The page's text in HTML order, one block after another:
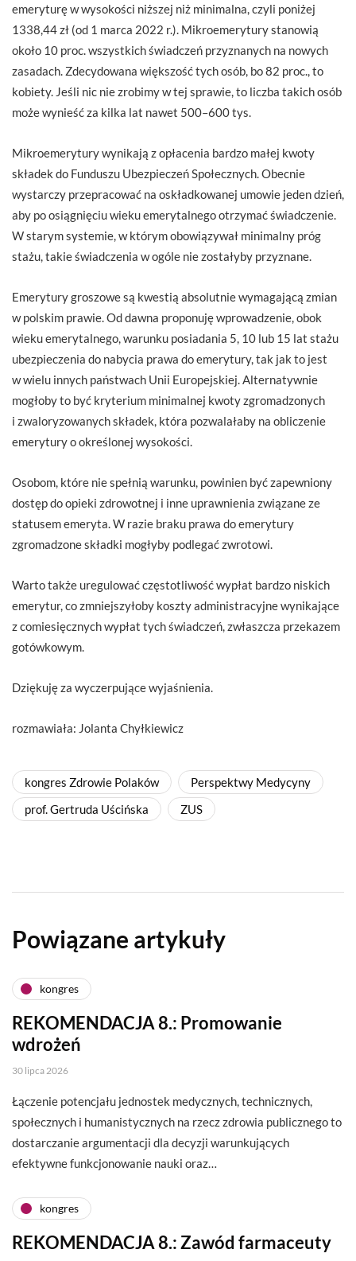
emeryturę w wysokości niższej niż minimalna, czyli poniżej
1338,44 zł (od 1 marca 2022 r.). Mikroemerytury stanowią
około 10 proc. wszystkich świadczeń przyznanych na nowych
zasadach. Zdecydowana większość tych osób, bo 82 proc., to
kobiety. Jeśli nic nie zrobimy w tej sprawie, to liczba takich osób
może wynieść za kilka lat nawet 500–600 tys.
Mikroemerytury wynikają z opłacenia bardzo małej kwoty
składek do Funduszu Ubezpieczeń Społecznych. Obecnie
wystarczy przepracować na oskładkowanej umowie jeden dzień,
aby po osiągnięciu wieku emerytalnego otrzymać świadczenie.
W starym systemie, w którym obowiązywał minimalny próg
stażu, takie świadczenia w ogóle nie zostałyby przyznane.
Emerytury groszowe są kwestią absolutnie wymagającą zmian
w polskim prawie. Od dawna proponuję wprowadzenie, obok
wieku emerytalnego, warunku posiadania 5, 10 lub 15 lat stażu
ubezpieczenia do nabycia prawa do emerytury, tak jak to jest
w wielu innych państwach Unii Europejskiej. Alternatywnie
mogłoby to być kryterium minimalnej kwoty zgromadzonych
i zwaloryzowanych składek, która pozwalałaby na obliczenie
emerytury o określonej wysokości.
Osobom, które nie spełnią warunku, powinien być zapewniony
dostęp do opieki zdrowotnej i inne uprawnienia związane ze
statusem emeryta. W razie braku prawa do emerytury
zgromadzone składki mogłyby podlegać zwrotowi.
Warto także uregulować częstotliwość wypłat bardzo niskich
emerytur, co zmniejszyłoby koszty administracyjne wynikające
z comiesięcznych wypłat tych świadczeń, zwłaszcza przekazem
gotówkowym.
Dziękuję za wyczerpujące wyjaśnienia.
rozmawiała: Jolanta Chyłkiewicz
kongres Zdrowie Polaków
Perspektwy Medycyny
prof. Gertruda Uścińska
ZUS
Powiązane artykuły
kongres
REKOMENDACJA 8.: Promowanie
wdrożeń
30 lipca 2026
Łączenie potencjału jednostek medycznych, technicznych,
społecznych i humanistycznych na rzecz zdrowia publicznego to
dostarczanie argumentacji dla decyzji warunkujących
efektywne funkcjonowanie nauki oraz…
kongres
REKOMENDACJA 8.: Zawód farmaceuty